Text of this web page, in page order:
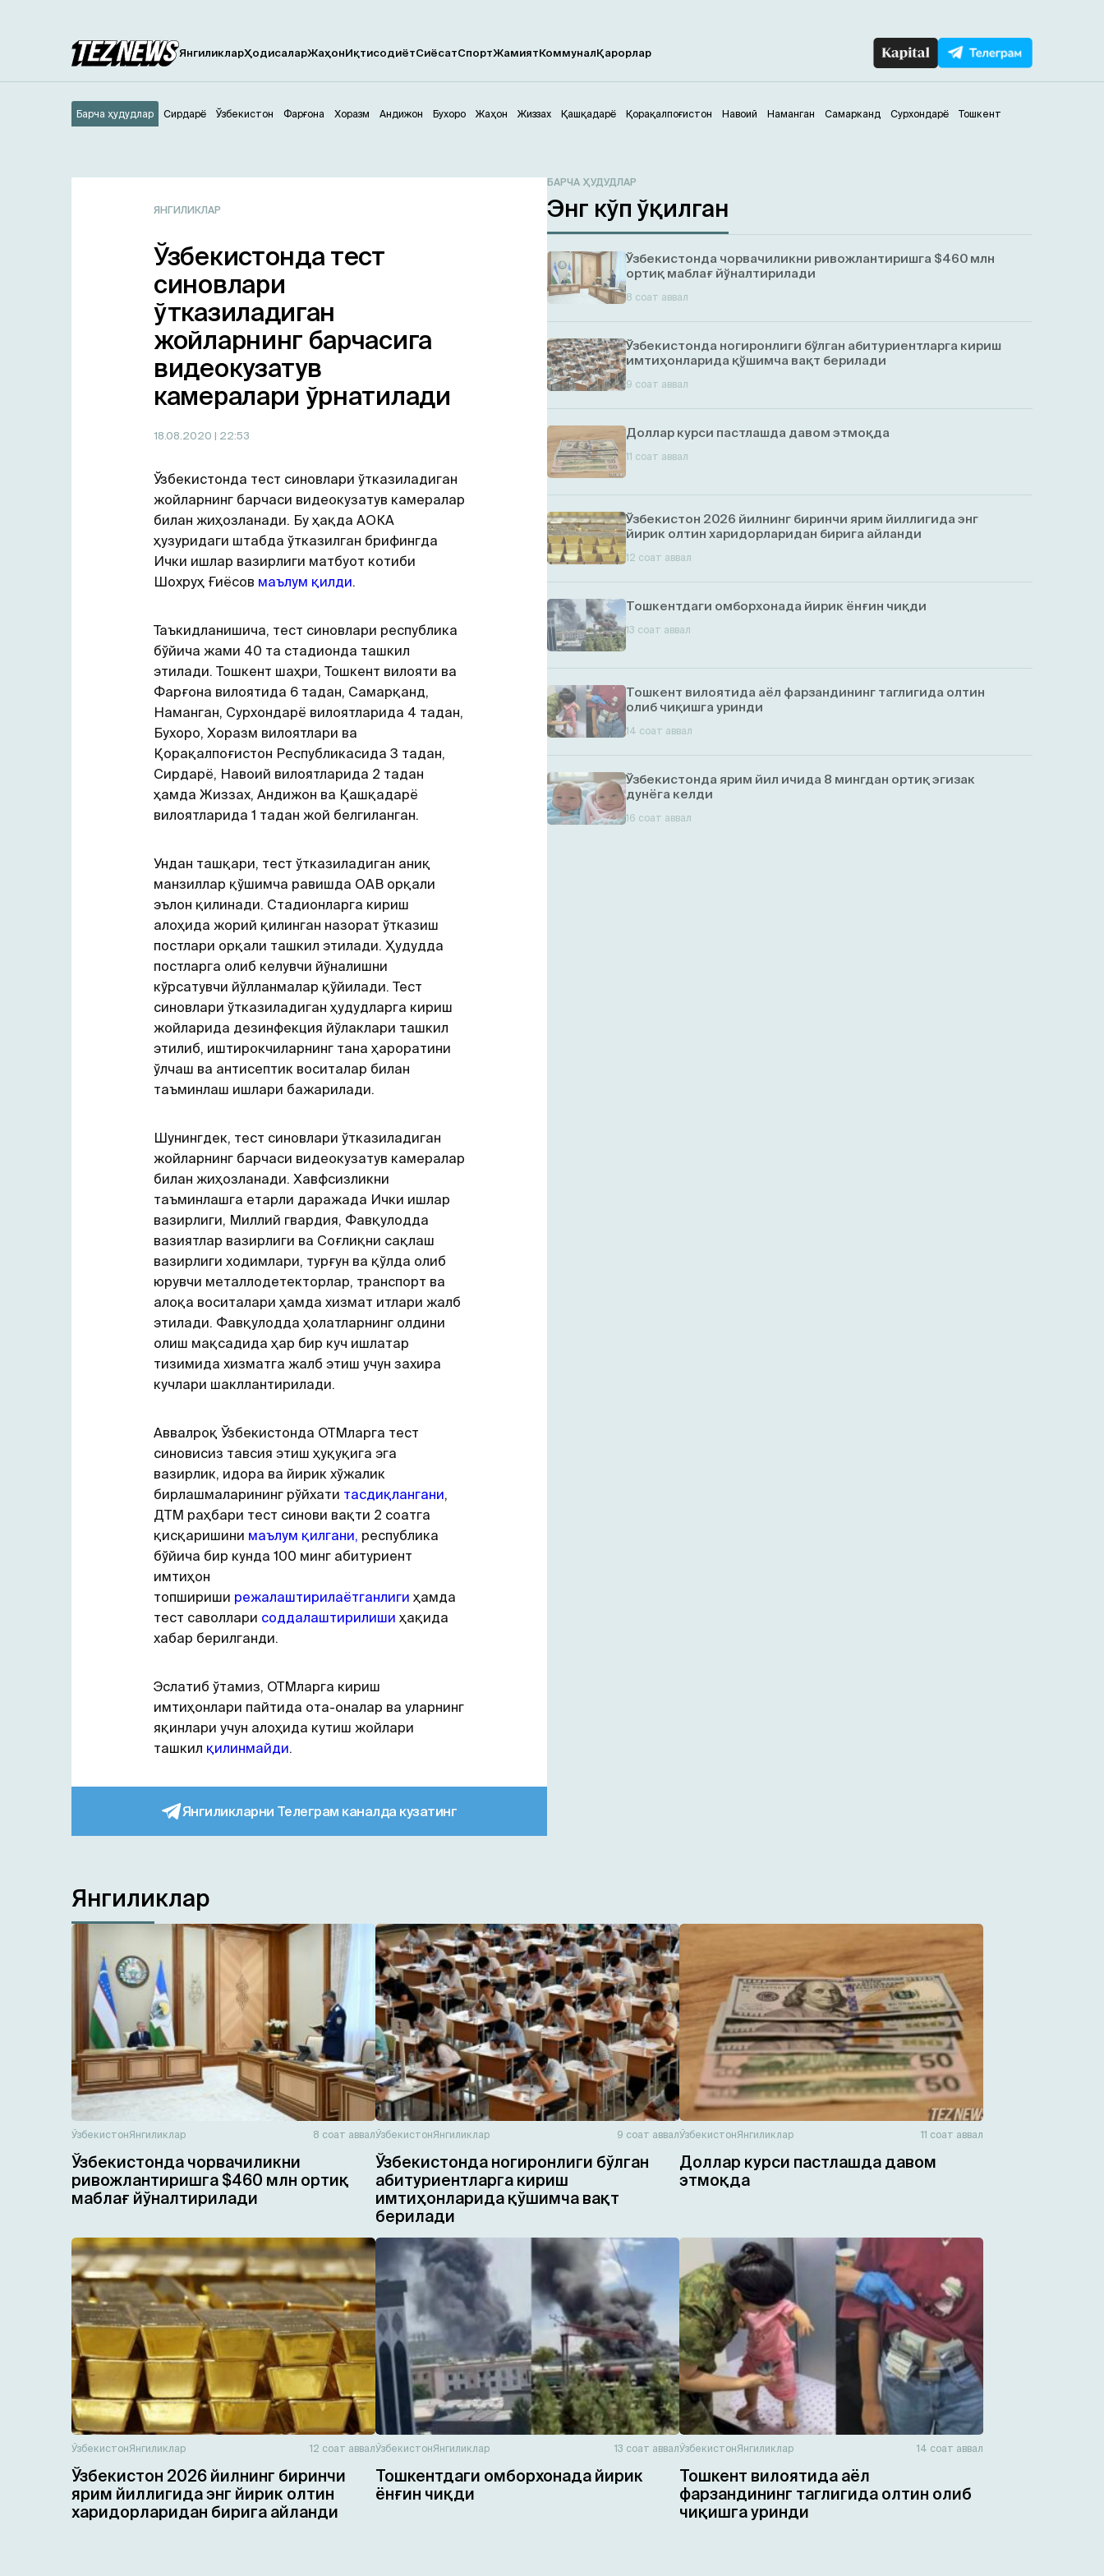
ЯнгиликларҲодисаларЖаҳонИқтисодиётСиёсатСпортЖамиятКоммуналҚарорлар
Андижон
Барча ҳудудлар Бухоро Жаҳон Жиззах Қашқадарё Қорақалпоғистон Навоий Наманган Самарканд
Сирдарё Сурхондарё Тошкент
Ўзбекистон Фарғона Хоразм
ЯНГИЛИКЛАР
Ўзбекистонда тест
синовлари
ўтказиладиган
жойларнинг барчасига
видеокузатув
камералари ўрнатилади
18.08.2020 | 22:53
Ўзбекистонда тест синовлари ўтказиладиган
жойларнинг барчаси видеокузатув камералар
билан жиҳозланади. Бу ҳақда АОКА
ҳузуридаги штабда ўтказилган брифингда
Ички ишлар вазирлиги матбуот котиби
Шохруҳ Ғиёсов маълум қилди.
Таъкидланишича, тест синовлари республика
бўйича жами 40 та стадионда ташкил
этилади. Тошкент шаҳри, Тошкент вилояти ва
Фарғона вилоятида 6 тадан, Самарқанд,
Наманган, Сурхондарё вилоятларида 4 тадан,
Бухоро, Хоразм вилоятлари ва
Қорақалпоғистон Республикасида 3 тадан,
Сирдарё, Навоий вилоятларида 2 тадан
ҳамда Жиззах, Андижон ва Қашқадарё
вилоятларида 1 тадан жой белгиланган.
Ундан ташқари, тест ўтказиладиган аниқ
манзиллар қўшимча равишда ОАВ орқали
эълон қилинади. Стадионларга кириш
алоҳида жорий қилинган назорат ўтказиш
постлари орқали ташкил этилади. Ҳудудда
постларга олиб келувчи йўналишни
кўрсатувчи йўлланмалар қўйилади. Тест
синовлари ўтказиладиган ҳудудларга кириш
жойларида дезинфекция йўлаклари ташкил
этилиб, иштирокчиларнинг тана ҳароратини
ўлчаш ва антисептик воситалар билан
таъминлаш ишлари бажарилади.
Шунингдек, тест синовлари ўтказиладиган
жойларнинг барчаси видеокузатув камералар
билан жиҳозланади. Хавфсизликни
таъминлашга етарли даражада Ички ишлар
вазирлиги, Миллий гвардия, Фавқулодда
вазиятлар вазирлиги ва Соғлиқни сақлаш
вазирлиги ходимлари, турғун ва қўлда олиб
юрувчи металлодетекторлар, транспорт ва
алоқа воситалари ҳамда хизмат итлари жалб
этилади. Фавқулодда ҳолатларнинг олдини
олиш мақсадида ҳар бир куч ишлатар
тизимида хизматга жалб этиш учун захира
кучлари шакллантирилади.
Аввалроқ Ўзбекистонда ОТМларга тест
синовисиз тавсия этиш ҳуқуқига эга
вазирлик, идора ва йирик хўжалик
бирлашмаларининг рўйхати тасдиқлангани,
ДТМ раҳбари тест синови вақти 2 соатга
қисқаришини маълум қилгани, республика
бўйича бир кунда 100 минг абитуриент
имтиҳон
топшириши режалаштирилаётганлиги ҳамда
тест саволлари соддалаштирилиши ҳақида
хабар берилганди.
Эслатиб ўтамиз, ОТМларга кириш
имтиҳонлари пайтида ота-оналар ва уларнинг
яқинлари учун алоҳида кутиш жойлари
ташкил қилинмайди.
Янгиликларни Телеграм каналда кузатинг
БАРЧА ҲУДУДЛАР
Энг кўп ўқилган
Ўзбекистонда чорвачиликни ривожлантиришга $460 млн
ортиқ маблағ йўналтирилади
8 соат аввал
Ўзбекистонда ногиронлиги бўлган абитуриентларга кириш
имтиҳонларида қўшимча вақт берилади
9 соат аввал
Доллар курси пастлашда давом этмоқда
11 соат аввал
Ўзбекистон 2026 йилнинг биринчи ярим йиллигида энг
йирик олтин харидорларидан бирига айланди
12 соат аввал
Тошкентдаги омборхонада йирик ёнғин чиқди
13 соат аввал
Тошкент вилоятида аёл фарзандининг таглигида олтин
олиб чиқишга уринди
14 соат аввал
Ўзбекистонда ярим йил ичида 8 мингдан ортиқ эгизaк
дунёга келди
16 соат аввал
Янгиликлар
ЎзбекистонЯнгиликлар 8 соат аввал
Ўзбекистонда чорвачиликни
ривожлантиришга $460 млн ортиқ
маблағ йўналтирилади
ЎзбекистонЯнгиликлар 9 соат аввал
Ўзбекистонда ногиронлиги бўлган
абитуриентларга кириш
имтиҳонларида қўшимча вақт
берилади
ЎзбекистонЯнгиликлар 11 соат аввал
Доллар курси пастлашда давом
этмоқда
ЎзбекистонЯнгиликлар 12 соат аввал
Ўзбекистон 2026 йилнинг биринчи
ярим йиллигида энг йирик олтин
харидорларидан бирига айланди
ЎзбекистонЯнгиликлар 13 соат аввал
Тошкентдаги омборхонада йирик
ёнғин чиқди
ЎзбекистонЯнгиликлар 14 соат аввал
Тошкент вилоятида аёл
фарзандининг таглигида олтин олиб
чиқишга уринди